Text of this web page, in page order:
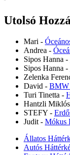
Utolsó
Mari -
Andrea -
Sipos Hanna -
Sipos Hanna -
Zelenka
David - BMW
Turi Tinetta -
Hantzli Miklós
STEFY -
Judit - Mókus
Állatos
Autós